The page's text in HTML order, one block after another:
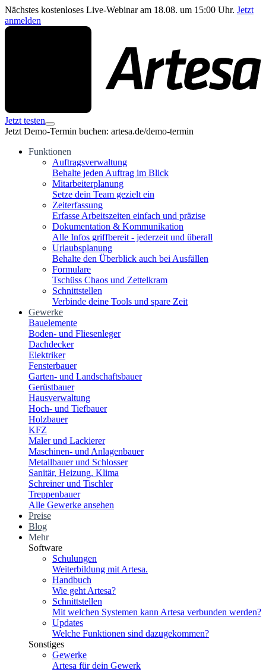
Nächstes kostenloses Live-Webinar am 18.08. um 15:00 Uhr. Jetzt
anmelden
Jetzt testen
Jetzt Demo-Termin buchen: artesa.de/demo-termin
Funktionen
Auftragsverwaltung
Behalte jeden Auftrag im Blick
Mitarbeiterplanung
Setze dein Team gezielt ein
Zeiterfassung
Erfasse Arbeitszeiten einfach und präzise
Dokumentation & Kommunikation
Alle Infos griffbereit - jederzeit und überall
Urlaubsplanung
Behalte den Überblick auch bei Ausfällen
Formulare
Tschüss Chaos und Zettelkram
Schnittstellen
Verbinde deine Tools und spare Zeit
Gewerke
Bauelemente
Boden- und Fliesenleger
Dachdecker
Elektriker
Fensterbauer
Garten- und Landschaftsbauer
Gerüstbauer
Hausverwaltung
Hoch- und Tiefbauer
Holzbauer
KFZ
Maler und Lackierer
Maschinen- und Anlagenbauer
Metallbauer und Schlosser
Sanitär, Heizung, Klima
Schreiner und Tischler
Treppenbauer
Alle Gewerke ansehen
Preise
Blog
Mehr
Software
Schulungen
Weiterbildung mit Artesa.
Handbuch
Wie geht Artesa?
Schnittstellen
Mit welchen Systemen kann Artesa verbunden werden?
Updates
Welche Funktionen sind dazugekommen?
Sonstiges
Gewerke
Artesa für dein Gewerk